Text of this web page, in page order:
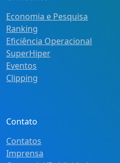
Economia e Pesquisa
Ranking
Eficiência Operacional
SuperHiper
Eventos
Clipping
Contato
Contatos
Imprensa